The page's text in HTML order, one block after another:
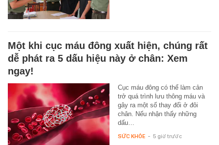
Một khi cục máu đông xuất hiện, chúng rất
dễ phát ra 5 dấu hiệu này ở chân: Xem
ngay!
Cục máu đông có thể làm cản
trở quá trình lưu thông máu và
gây ra một số thay đổi ở đôi
chân. Nếu nhận thấy những
dấu…
SỨC KHỎE - 5 giờ trước